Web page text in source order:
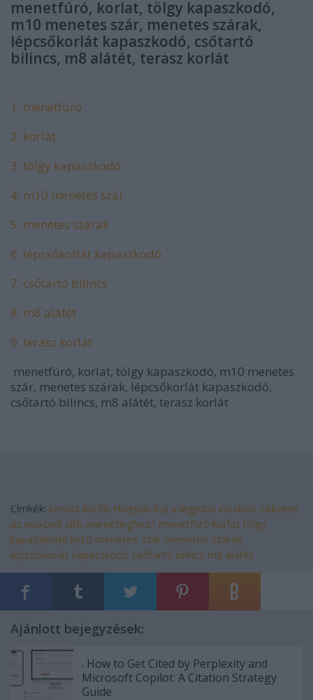
menetfúró, korlat, tölgy kapaszkodó,
m10 menetes szár, menetes szárak,
lépcsőkorlát kapaszkodó, csőtartó
bilincs, m8 alátét, terasz korlát
1. menetfúró
2. korlat
3. tölgy kapaszkodó
4. m10 menetes szár
5. menetes szárak
6. lépcsőkorlát kapaszkodó
7. csőtartó bilincs
8. m8 alátét
9. terasz korlát
menetfúró, korlat, tölgy kapaszkodó, m10 menetes
szár, menetes szárak, lépcsőkorlát kapaszkodó,
csőtartó bilincs, m8 alátét, terasz korlát
Címkék: terasz korlát Hogyan írja a legjobb inoxbolt cikkeket
az inoxbolt cikk marketinghez? menetfúró korlat tölgy
kapaszkodó m10 menetes szár menetes szárak
lépcsőkorlát kapaszkodó csőtartó bilincs m8 alátét
Ajánlott bejegyzések:
. How to Get Cited by Perplexity and
Microsoft Copilot: A Citation Strategy
Guide